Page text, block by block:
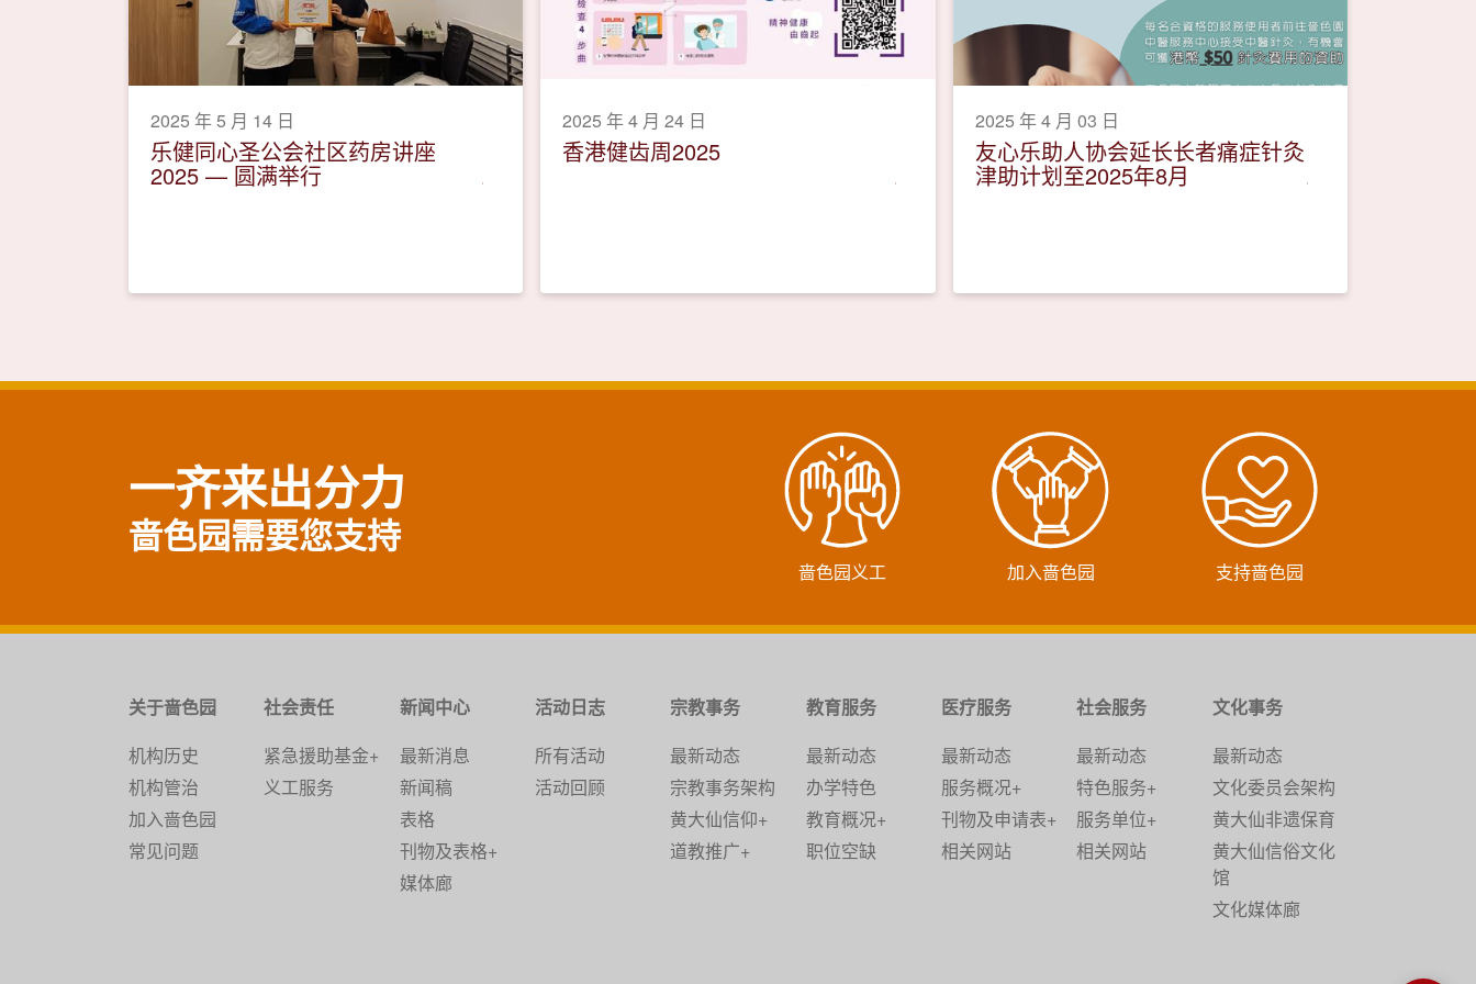
2025 年 5 月 14 日
乐健同心圣公会社区药房讲座
2025 — 圆满举行
2025 年 4 月 24 日
香港健齿周2025
2025 年 4 月 03 日
友心乐助人协会延长长者痛症针灸
津助计划至2025年8月
一齐来出分力
啬色园需要您支持
啬色园义工 加入啬色园 支持啬色园
关于啬色园
机构历史
机构管治
加入啬色园
常见问题
社会责任
紧急援助基金+
义工服务
新闻中心
最新消息
新闻稿
表格
刊物及表格+
媒体廊
活动日志
所有活动
活动回顾
宗教事务
最新动态
宗教事务架构
黄大仙信仰+
道教推广+
教育服务
最新动态
办学特色
教育概况+
职位空缺
医疗服务
最新动态
服务概况+
刊物及申请表+
相关网站
社会服务
最新动态
特色服务+
服务单位+
相关网站
文化事务
最新动态
文化委员会架构
黄大仙非遗保育
黄大仙信俗文化
馆
文化媒体廊